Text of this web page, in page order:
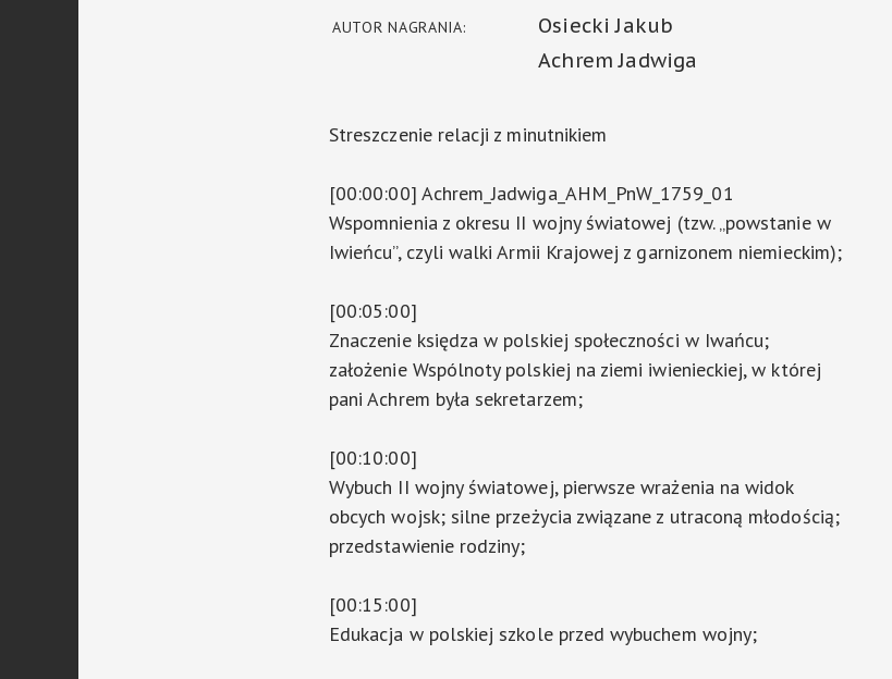
AUTOR NAGRANIA:
Osiecki Jakub
Achrem Jadwiga
Streszczenie relacji z minutnikiem
[00:00:00] Achrem_Jadwiga_AHM_PnW_1759_01
Wspomnienia z okresu II wojny światowej (tzw. „powstanie w
Iwieńcu”, czyli walki Armii Krajowej z garnizonem niemieckim);
[00:05:00]
Znaczenie księdza w polskiej społeczności w Iwańcu;
założenie Wspólnoty polskiej na ziemi iwienieckiej, w której
pani Achrem była sekretarzem;
[00:10:00]
Wybuch II wojny światowej, pierwsze wrażenia na widok
obcych wojsk; silne przeżycia związane z utraconą młodością;
przedstawienie rodziny;
[00:15:00]
Edukacja w polskiej szkole przed wybuchem wojny;